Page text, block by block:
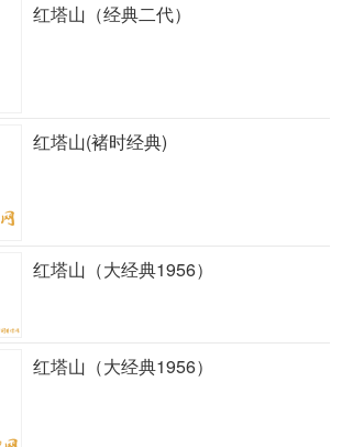
红塔山（经典二代）
红塔山(褚时经典)
红塔山（大经典1956）
红塔山（大经典1956）